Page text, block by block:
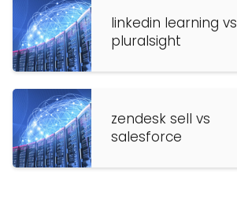
linkedin learning vs
pluralsight
zendesk sell vs
salesforce